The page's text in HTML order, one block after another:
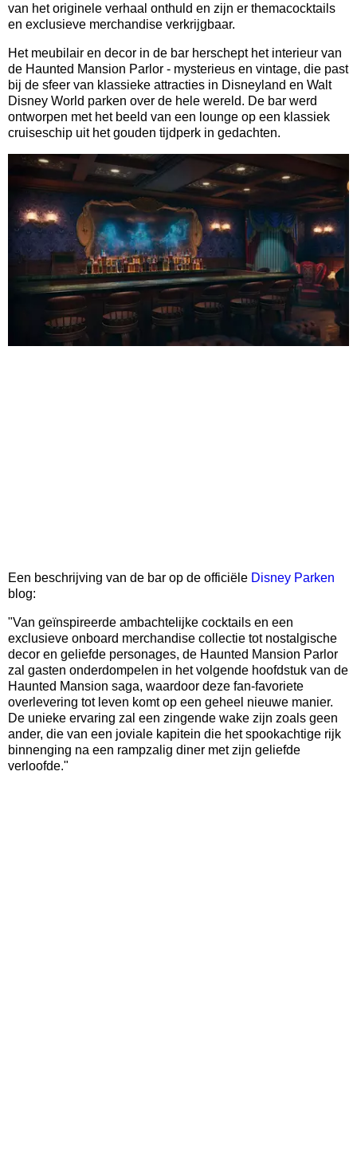
van het originele verhaal onthuld en zijn er themacocktails
en exclusieve merchandise verkrijgbaar.
Het meubilair en decor in de bar herschept het interieur van
de Haunted Mansion Parlor - mysterieus en vintage, die past
bij de sfeer van klassieke attracties in Disneyland en Walt
Disney World parken over de hele wereld. De bar werd
ontworpen met het beeld van een lounge op een klassiek
cruiseschip uit het gouden tijdperk in gedachten.
Een beschrijving van de bar op de officiële Disney Parken
blog:
"Van geïnspireerde ambachtelijke cocktails en een
exclusieve onboard merchandise collectie tot nostalgische
decor en geliefde personages, de Haunted Mansion Parlor
zal gasten onderdompelen in het volgende hoofdstuk van de
Haunted Mansion saga, waardoor deze fan-favoriete
overlevering tot leven komt op een geheel nieuwe manier.
De unieke ervaring zal een zingende wake zijn zoals geen
ander, die van een joviale kapitein die het spookachtige rijk
binnenging na een rampzalig diner met zijn geliefde
verloofde."